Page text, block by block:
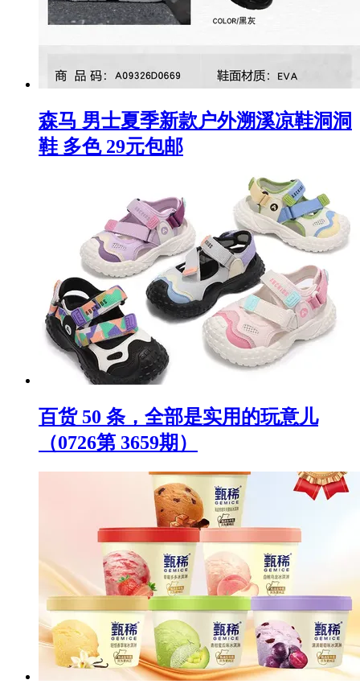
森马 男士夏季新款户外溯溪凉鞋洞洞
鞋 多色 29元包邮
百货 50 条，全部是实用的玩意儿
（0726第 3659期）